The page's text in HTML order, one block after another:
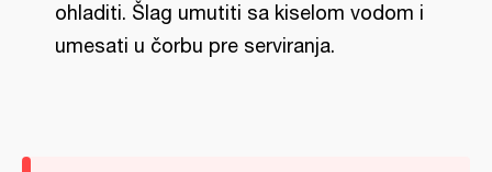
ohladiti. Šlag umutiti sa kiselom vodom i
umesati u čorbu pre serviranja.